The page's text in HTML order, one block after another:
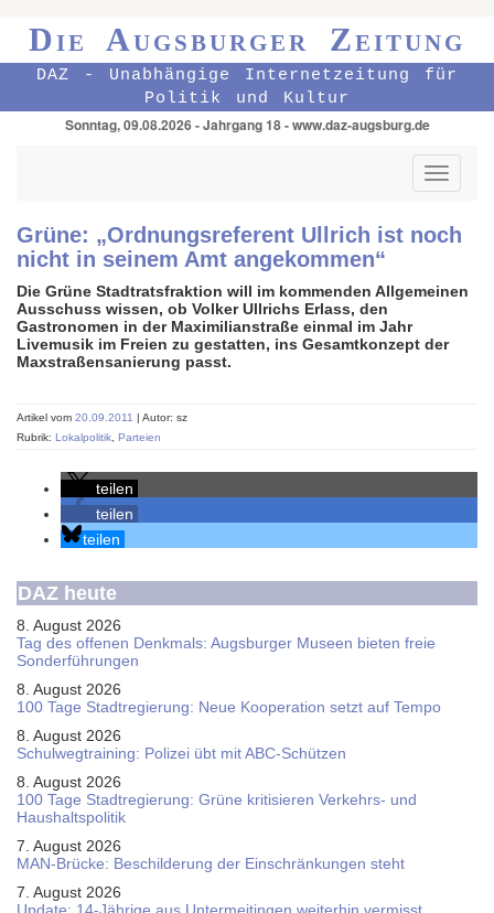
Die Augsburger Zeitung
DAZ - Unabhängige Internetzeitung für
Politik und Kultur
Sonntag, 09.08.2026 - Jahrgang 18 - www.daz-augsburg.de
Toggle
Grüne: „Ordnungsreferent Ullrich ist noch
nicht in seinem Amt angekommen“
Die Grüne Stadtratsfraktion will im kommenden Allgemeinen
Ausschuss wissen, ob Volker Ullrichs Erlass, den
Gastronomen in der Maximilianstraße einmal im Jahr
Livemusik im Freien zu gestatten, ins Gesamtkonzept der
Maxstraßensanierung passt.
Artikel vom 20.09.2011 | Autor: sz
Rubrik: Lokalpolitik Parteien
teilen
teilen
teilen
DAZ heute
8. August 2026
Tag des offenen Denkmals: Augsburger Museen bieten freie
Sonderführungen
8. August 2026
100 Tage Stadtregierung: Neue Kooperation setzt auf Tempo
8. August 2026
Schul­weg­trai­ning: Poli­zei übt mit ABC-Schüt­zen
8. August 2026
100 Tage Stadtregierung: Grüne kritisieren Verkehrs- und
Haushaltspolitik
7. August 2026
MAN-Brücke: Beschilderung der Einschränkungen steht
7. August 2026